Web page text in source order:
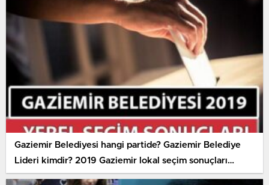
Gaziemir Belediyesi hangi partide? Gaziemir Belediye
Lideri kimdir? 2019 Gaziemir lokal seçim sonuçları…